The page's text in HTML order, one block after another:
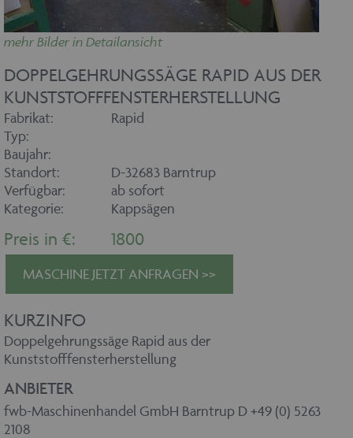
mehr Bilder in Detailansicht
DOPPELGEHRUNGSSÄGE RAPID AUS DER
KUNSTSTOFFFENSTERHERSTELLUNG
Fabrikat:
Rapid
Typ:
Baujahr:
Standort:
D-32683 Barntrup
Verfügbar:
ab sofort
Kategorie:
Kappsägen
Preis in €: 1800
MASCHINE JETZT ANFRAGEN >>
KURZINFO
Doppelgehrungssäge Rapid aus der
Kunststofffensterherstellung
ANBIETER
fwb-Maschinenhandel GmbH Barntrup D +49 (0) 5263
2108